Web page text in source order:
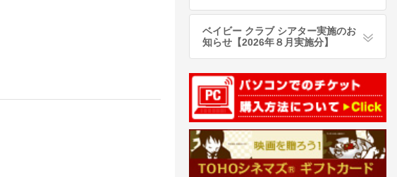
ベイビー クラブ シアター実施のお
知らせ【2026年８月実施分】